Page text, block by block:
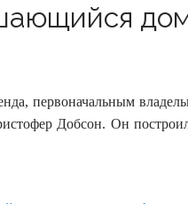
первоначальным
Добсон. Он